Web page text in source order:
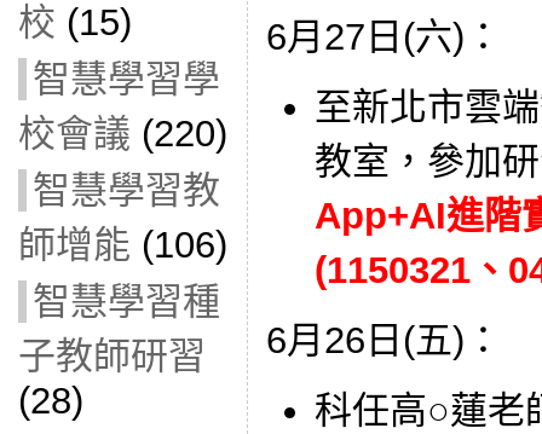
校 (15)
智慧學習學
校會議 (220)
智慧學習教
師增能 (106)
智慧學習種
子教師研習
(28)
6月27日(六)：
至新北市雲
教室，參加
App+AI進階
(1150321、
6月26日(五)：
科任高○蓮老